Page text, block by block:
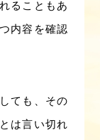
ることもあ
内容を確認
ても、その
は言い切れ